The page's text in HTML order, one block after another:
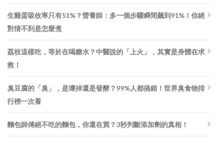
生雞蛋吸收率只有51%？營養師：多一個步驟瞬間飆到91%！你絕
對猜不到是怎麼煮
荔枝這樣吃，等於在喝糖水？中醫說的「上火」，其實是身體在求
救！
臭豆腐的「臭」，是壞掉還是發酵？99%人都搞錯！世界臭食物排
行榜一次看
麵包師傅絕不吃的麵包，你還在買？3秒判斷添加劑的真相！